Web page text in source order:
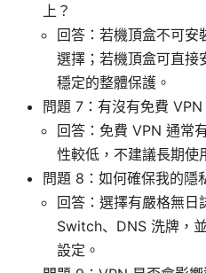
上？
回答：若機頂盒不可安
選擇；若機頂盒可直接
穩定的整體保護。
問題 7：有沒有免費 VPN
回答：免費 VPN 通常
性較低，不建議長期使
問題 8：如何確保我的隱
回答：選擇有嚴格無
Switch、DNS 洗牌，
設定。